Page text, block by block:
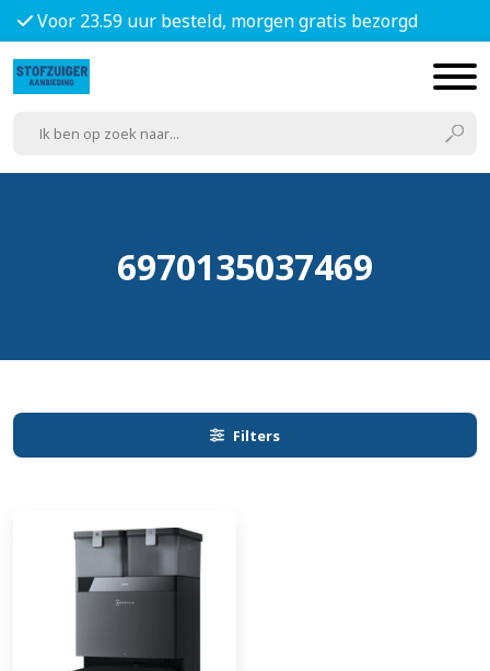
Voor 23.59 uur besteld, morgen gratis bezorgd
6970135037469
Filters